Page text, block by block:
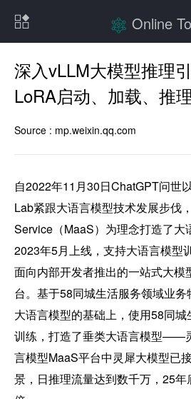
Online
深入vLLM大模型推理
LoRA启动、加载、推
Source : mp.weixin.qq.com
自2022年11月30日ChatGPT问世
Lab紧跟大语言模型技术发展步伐
Service（MaaS）为理念打造了大
2023年5月上线，支持大语言模型
面向内部开发者推出的一站式大模
台。基于58同城生活服务领域业
大语言模型的基础上，使用58同
训练，打造了垂类大语言模型——
言模型MaaS平台中灵犀大模型已
景，日推理流量达到数千万，25